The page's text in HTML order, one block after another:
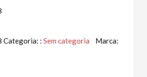
Categoria: :Sem categoria
Marca: